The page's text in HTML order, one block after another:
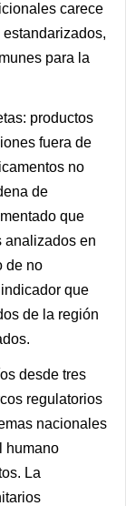
carece
para la
productos
fuera de
no
de
que
analizados en
de no
que
de la región
desde tres
regulatorios
nacionales
humano
La